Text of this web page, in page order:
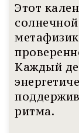
Этот
Каждый
ритма.